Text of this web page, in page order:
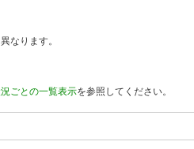
なります。
ごとの一覧表示を参照してください。